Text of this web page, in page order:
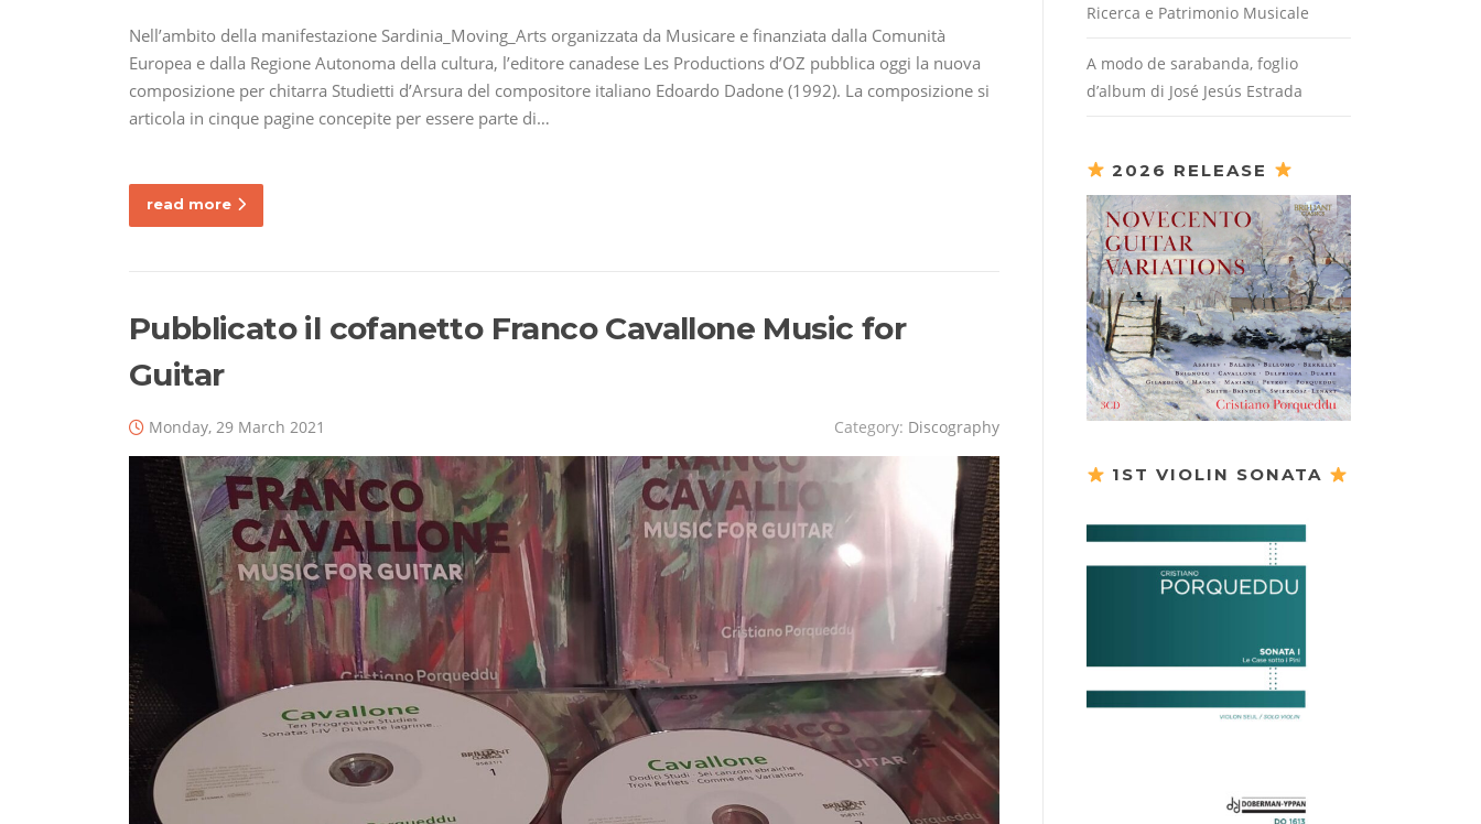
Nell’ambito della manifestazione Sardinia_Moving_Arts organizzata da Musicare e finanziata dalla Comunità
Europea e dalla Regione Autonoma della cultura, l’editore canadese Les Productions d’OZ pubblica oggi la nuova
composizione per chitarra Studietti d’Arsura del compositore italiano Edoardo Dadone (1992). La composizione si
articola in cinque pagine concepite per essere parte di…
read more
Pubblicato il cofanetto Franco Cavallone Music for
Guitar
Monday, 29 March 2021 Category: Discography
Ricerca e Patrimonio Musicale
A modo de sarabanda, foglio
d’album di José Jesús Estrada
2026 RELEASE
1ST VIOLIN SONATA